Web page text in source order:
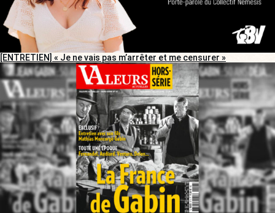
[ENTRETIEN] « Je ne vais pas m’arrêter et me censurer »